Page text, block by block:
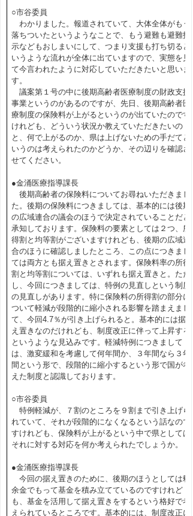
○市谷委員
わかりました。報道されていて、大体全体がもう
落ちついたというようなことで、もう避難も避難指
示などもおしまいにして、つまり支援も打ち切ると
いうような流れが全体に出ていますので、実態を見
て今言われたように対応していただきたいと思いま
す。
議案第１号の中に後期高齢者医療制度の財政支援
事業というのがあるのですが、先日、後期高齢者医
療制度の保険料が上がるというのが出ていたのです
けれども、どういう状況か教えていただきたいの
と、何で上がるのか、県は上げないための手だてと
いうのは考えられたのかどうか、その辺りを確認さ
せてください。
●金涌医療指導課長
後期高齢者の保険料についてお尋ねいただきまし
た。後期の保険料につきましては、基本的には後期
の広域連合の議会のほうで決定されていることだと
承知しております。保険料の要素としては２つ、所
得割と均等割がございますけれども、後期の広域連
合のほうに確認しましたところ、この点につきまし
ては両方とも据え置きとされます。保険料率の所得
割と均等割については、いずれも据え置きと。ただ
し、今回につきましては、特例の見直しという制度
の見直しがあります。特に保険料の所得割の部分に
ついて軽減が段階的に縮小される影響を踏まえまし
て、今回4.7％が引き上げられると。基本的には据
え置きなのだけれども、制度改正に伴って上昇する
というような見込みです。軽減特例につきまして
は、激変緩和を考慮して何年間か、３年間なら３年
間という形で、段階的に縮小するという形で国が考
えた制度と認識しております。
○市谷委員
特例軽減が、７割のところを９割まで引き上げら
れていて、それが段階的になくなるという話なので
すけれども、保険料が上がるという中で県としては
それに対する対応を何か考えられたでしょうか。
●金涌医療指導課長
今回の据え置きのために、後期のほうとしては剰
余金でもって基金を積み立てているのですけれど
も、基金を活用して据え置きをするという格好で考
えられているところです。基本的には、制度改正に